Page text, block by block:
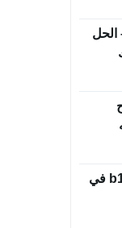
الحل
أفضل حبوب فيتامين b12 في